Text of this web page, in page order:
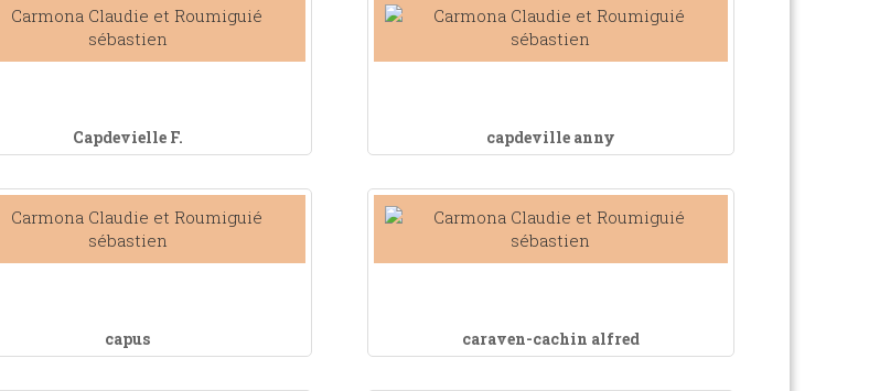
Capdevielle F. capdeville anny
capus caraven-cachin alfred